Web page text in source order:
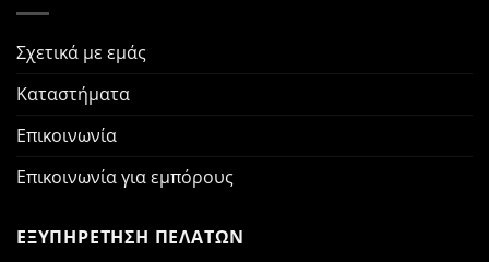
Σχετικά με εμάς
Καταστήματα
Επικοινωνία
Επικοινωνία για εμπόρους
ΕΞΥΠΗΡΕΤΗΣΗ ΠΕΛΑΤΩΝ